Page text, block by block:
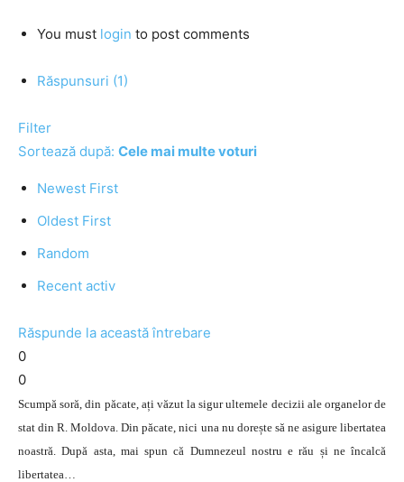
You must login to post comments
Răspunsuri (1)
Filter
Sortează după: Cele mai multe voturi
Newest First
Oldest First
Random
Recent activ
Răspunde la această întrebare
0
0
Scumpă soră, din păcate, ați văzut la sigur ultemele decizii ale organelor de
stat din R. Moldova. Din păcate, nici una nu dorește să ne asigure libertatea
noastră. După asta, mai spun că Dumnezeul nostru e rău și ne încalcă
libertatea…